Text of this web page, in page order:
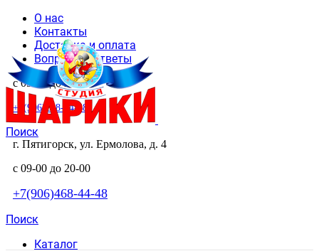
О нас
Контакты
Доставка и оплата
Вопросы и ответы
с 09-00 до 20-00
+7(906)468-44-48
Поиск
г. Пятигорск, ул. Ермолова, д. 4
с 09-00 до 20-00
+7(906)468-44-48
Поиск
Каталог